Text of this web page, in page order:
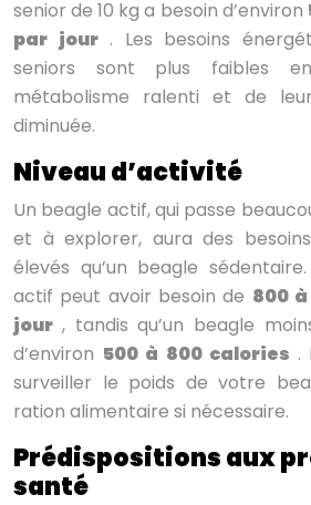
senior de 10 kg a besoin d’environ
par jour . Les besoins
seniors sont plus faibles
métabolisme ralenti et de
diminuée.
Niveau d’activité
Un beagle actif, qui passe
et à explorer, aura des
élevés qu’un beagle
actif peut avoir besoin de 800
jour , tandis qu’un beagle
d’environ 500 à 800 calories .
surveiller le poids de votre
ration alimentaire si nécessaire.
Prédispositions aux
santé